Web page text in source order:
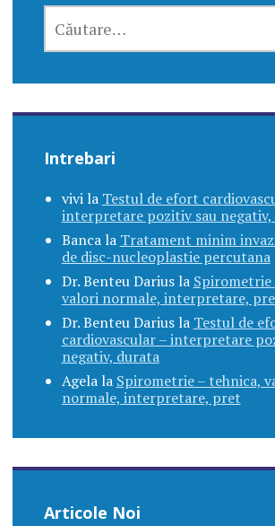
DUPĂ:
Intrebari
vivila Testul de efort
interpretare pozitiv sau
Bancala Tratament minim
de disc-nucleoplastie percutana
Dr. Benteu Dariusla Spirometrie
valori normale, interpretare,
Dr. Benteu Dariusla Testul de
cardiovascular – interpretare
negativ, durata
Agelala Spirometrie – tehnica,
normale, interpretare, pret
Articole Noi